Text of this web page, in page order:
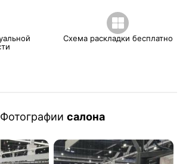
Схема раскладки бесплатно
Фотографии салона